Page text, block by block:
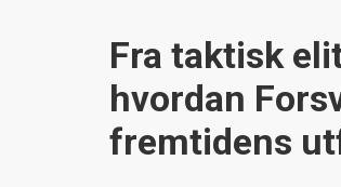
Fra taktisk
hvordan
fremtidens